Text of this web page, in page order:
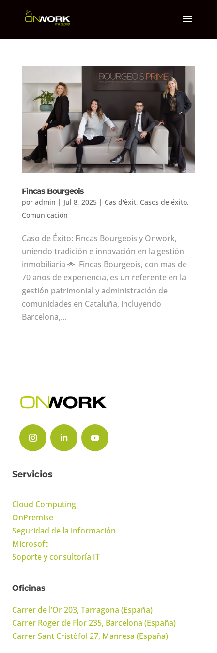
Fincas Bourgeois
por admin | Jul 8, 2025| Cas d'èxit, Casos de éxito,
Comunicación
Caso de Éxito: Fincas Bourgeois y Onwork,
uniendo tradición e innovación en la gestión
inmobiliaria 🌟 Fincas Bourgeois, con más de
70 años de experiencia, es un referente en la
gestión patrimonial y administración de
comunidades en Cataluña, incluyendo
Barcelona,...
Servicios
Cloud Computing
OnPremise
Seguridad de la información
Microsoft
Soporte y consultoría IT
Oficinas
Carrer de l’Or 203, Tarragona (España)
Carrer Roger de Flor 235, Barcelona (España)
Carrer Sant Cristòfol 27, Manresa (España)